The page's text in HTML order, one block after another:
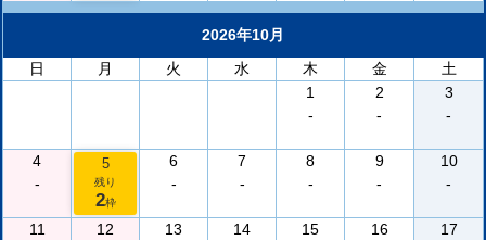
2026年10月
日
月 火 水 木 金
土
1
-
2
-
3
-
4
-
5
残り
2枠
6
-
7
-
8
-
9
-
10
-
11
12
13
14
15
16
17